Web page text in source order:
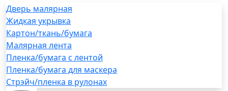
Дверь малярная
Жидкая укрывка
Картон/ткань/бумага
Малярная лента
Пленка/бумага с лентой
Пленка/бумага для маскера
Стрэйч/пленка в рулонах